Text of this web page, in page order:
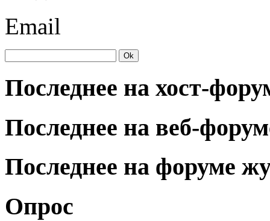
Email
Последнее на хост-
Последнее на веб-
Последнее на форуме
Опрос